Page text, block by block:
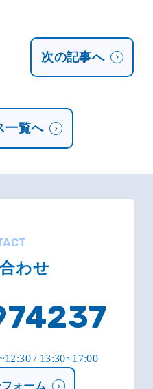
一覧へ
次の記事へ
わせ
/ 13:30~17:00
ォーム